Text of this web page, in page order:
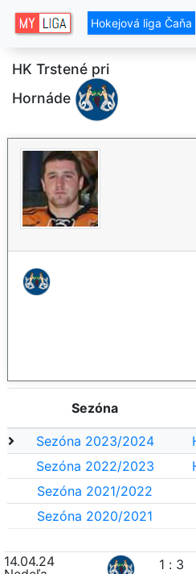
Hokejová liga Čaňa
HK Trstené pri
Hornáde
Sezóna
Sezóna 2023/2024
Sezóna 2022/2023
Sezóna 2021/2022
Sezóna 2020/2021
14.04.24
1 : 3